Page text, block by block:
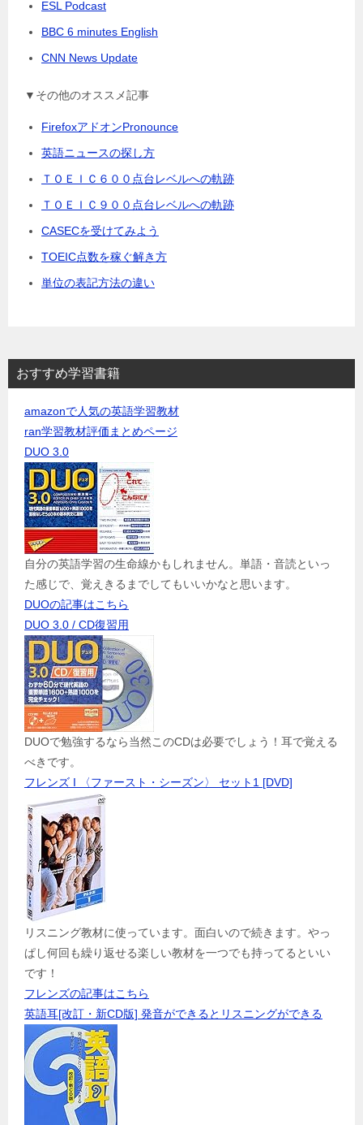
ESL Podcast
BBC 6 minutes English
CNN News Update
▼その他のオススメ記事
FirefoxアドオンPronounce
英語ニュースの探し方
ＴＯＥＩＣ６００点台レベルへの軌跡
ＴＯＥＩＣ９００点台レベルへの軌跡
CASECを受けてみよう
TOEIC点数を稼ぐ解き方
単位の表記方法の違い
おすすめ学習書籍
amazonで人気の英語学習教材
ran学習教材評価まとめページ
DUO 3.0
自分の英語学習の生命線かもしれません。単語・音読といっ
た感じで、覚えきるまでしてもいいかなと思います。
DUOの記事はこちら
DUO 3.0 / CD復習用
DUOで勉強するなら当然このCDは必要でしょう！耳で覚える
べきです。
フレンズ I 〈ファースト・シーズン〉 セット1 [DVD]
リスニング教材に使っています。面白いので続きます。やっ
ぱし何回も繰り返せる楽しい教材を一つでも持ってるといい
です！
フレンズの記事はこちら
英語耳[改訂・新CD版] 発音ができるとリスニングができる